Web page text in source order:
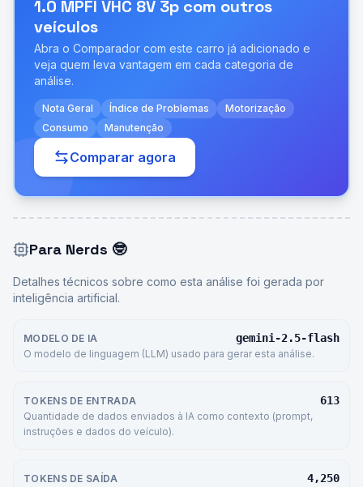
1.0 MPFI VHC 8V 3p com outros
veículos
Abra o Comparador com este carro já adicionado e
veja quem leva vantagem em cada categoria de
análise.
Nota Geral Índice de Problemas
Motorização
Consumo
Manutenção
Comparar agora
Para Nerds 🤓
Detalhes técnicos sobre como esta análise foi gerada por
inteligência artificial.
MODELO DE IA gemini-2.5-flash
O modelo de linguagem (LLM) usado para gerar esta análise.
TOKENS DE ENTRADA 613
Quantidade de dados enviados à IA como contexto (prompt,
instruções e dados do veículo).
TOKENS DE SAÍDA 4,250